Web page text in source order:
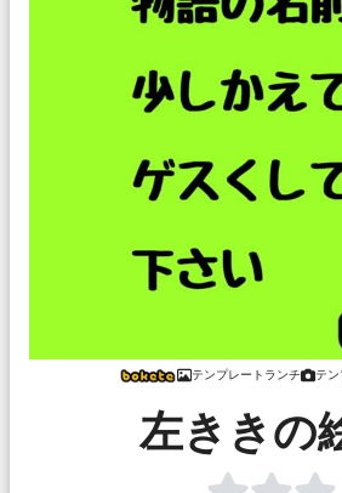
テンプレートランチ テン
左ききの